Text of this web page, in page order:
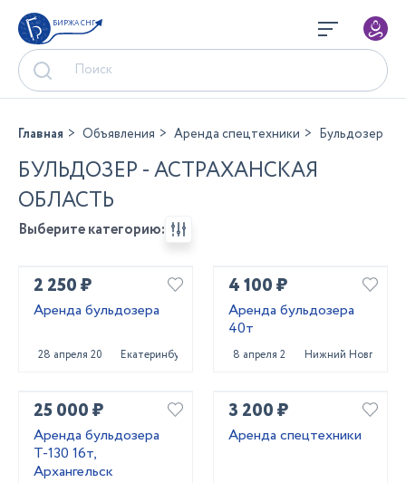
БИРЖА СНГ
Главная Объявления Аренда спецтехники Бульдозер
БУЛЬДОЗЕР - АСТРАХАНСКАЯ
ОБЛАСТЬ
Выберите категорию:
2 250 ₽
Аренда бульдозера
28 апреля 2025 Екатеринбург
4 100 ₽
Аренда бульдозера
40т
8 апреля 2025 Нижний Новгород
25 000 ₽
Аренда бульдозера
Т-130 16т,
Архангельск
3 200 ₽
Аренда спецтехники